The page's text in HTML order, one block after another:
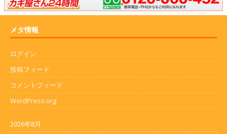
メタ情報
ログイン
投稿フィード
コメントフィード
WordPress.org
2026年8月